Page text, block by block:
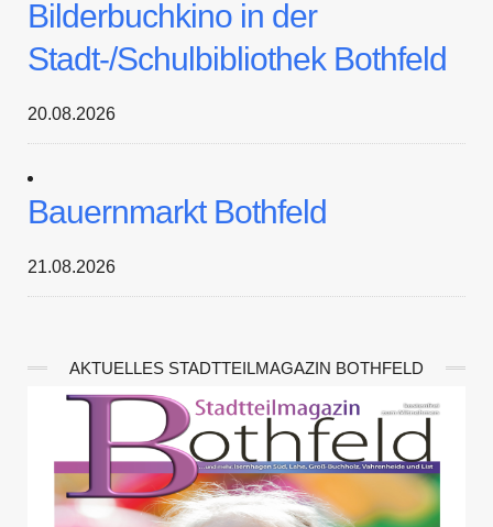
Bilderbuchkino in der
Stadt-/Schulbibliothek Bothfeld
20.08.2026
Bauernmarkt Bothfeld
21.08.2026
AKTUELLES STADTTEILMAGAZIN BOTHFELD